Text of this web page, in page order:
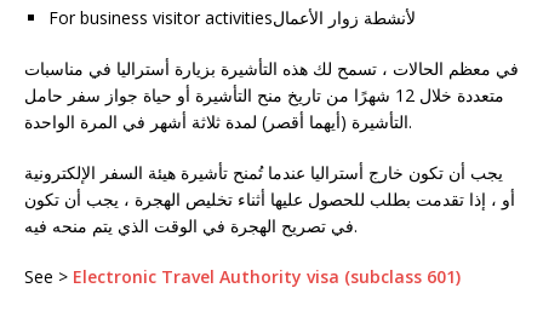
For business visitor activitiesلأنشطة زوار الأعمال
في معظم الحالات ، تسمح لك هذه التأشيرة بزيارة أستراليا في مناسبات
متعددة خلال 12 شهرًا من تاريخ منح التأشيرة أو حياة جواز سفر حامل
التأشيرة (أيهما أقصر) لمدة ثلاثة أشهر في المرة الواحدة.
يجب أن تكون خارج أستراليا عندما تُمنح تأشيرة هيئة السفر الإلكترونية
أو ، إذا تقدمت بطلب للحصول عليها أثناء تخليص الهجرة ، يجب أن تكون
في تصريح الهجرة في الوقت الذي يتم منحه فيه.
See > Electronic Travel Authority visa (subclass 601)